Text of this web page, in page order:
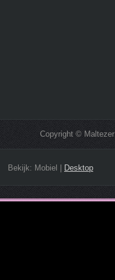
Copyright ©
Bekijk: Mobiel | Desktop